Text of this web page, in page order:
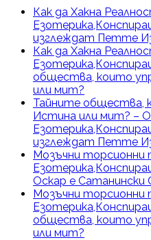
Как да Хакна
изглеждат Петте
Как да Хакна
общества, които
или мит?
Тайните общества,
Истина или мит? –
изглеждат Петте
Мозъчни торсионни
Оскар е Сатанински
Мозъчни торсионни
общества, които
или мит?